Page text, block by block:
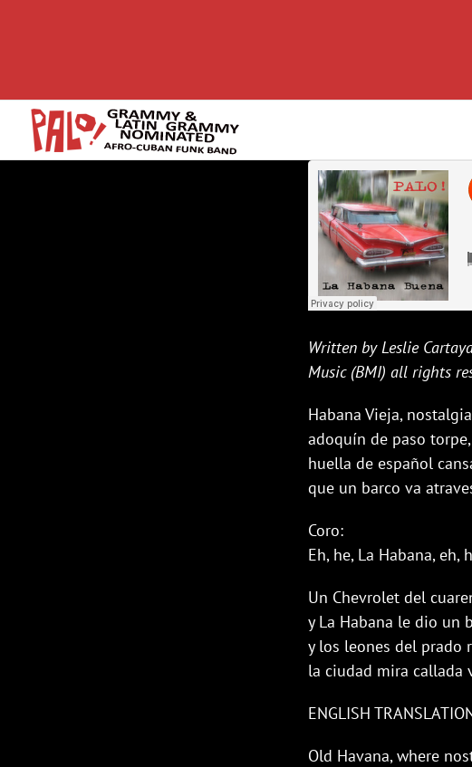
Written by Leslie
Music (BMI) all rights
Habana Vieja,
adoquín de paso
huella de español
que un barco va
Coro:
Eh, he, La Habana, eh,
Un Chevrolet del
y La Habana le dio un
y los leones del prado
la ciudad mira callada
ENGLISH
Old Havana, where